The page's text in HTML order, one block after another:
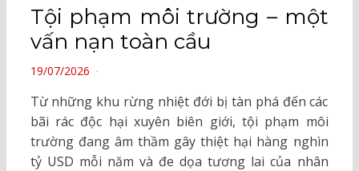
Tội phạm môi trường – một
vấn nạn toàn cầu
POSTED
19/07/2026
Từ những khu rừng nhiệt đới bị tàn phá đến các
bãi rác độc hại xuyên biên giới, tội phạm môi
trường đang âm thầm gây thiệt hại hàng nghìn
tỷ USD mỗi năm và đe dọa tương lai của nhân